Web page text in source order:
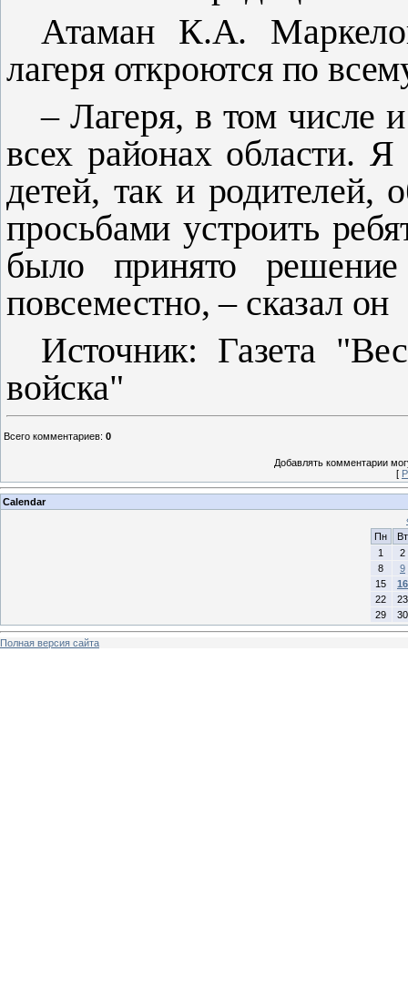
Атаман К.А.
лагеря откроются по
– Лагеря, в том числе
всех районах области.
детей, так и родителей,
просьбами устроить
было принято
повсеместно, – сказал он
Источник: Газета
войска"
Всего комментариев: 0
Добавлять комментарии
[
Calendar
Пн
Вт
1
2
8
9
15
16
22
23
29
30
Полная версия сайта